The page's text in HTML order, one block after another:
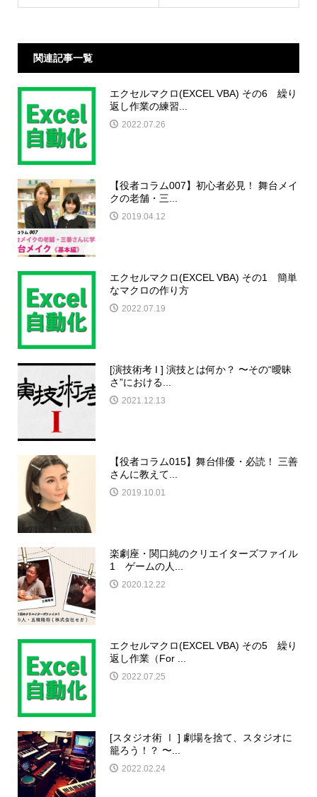
関連記事一覧
エクセルマクロ(EXCEL VBA) その6 繰り
返し作業の練習...
2022.07.26
【役者コラム007】初心者必見！ 舞台メイ
クの老舗・三...
2019.04.12
エクセルマクロ(EXCEL VBA) その1 簡単
なマクロの作り方
2022.07.19
[演技術考 I ] 演技とは何か？ 〜その“曖昧
さ”における...
2021.12.13
【役者コラム015】舞台俳優・必読！ 三善
さんに教えて...
2019.10.01
楽劇座・関口純のクリエイターズファイル
1 ゲームの人...
2020.12.22
エクセルマクロ(EXCEL VBA) その5 繰り
返し作業（For ...
2022.07.25
[スタジオ術 Ⅰ ] 劇場を捨て、スタジオに
籠ろう！？ 〜...
2022.02.24